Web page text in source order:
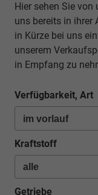
Hier sehen Sie von
uns bereits in ihrer
in Kürze bei uns
unserem
in Empfang zu
Verfügbarkeit, Art
Kraftstoff
Getriebe